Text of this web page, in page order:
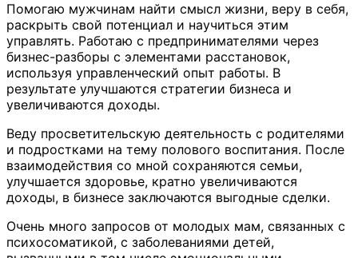
Помогаю мужчинам найти смысл жизни, веру в себя,
раскрыть свой потенциал и научиться этим
управлять. Работаю с предпринимателями через
бизнес-разборы с элементами расстановок,
используя управленческий опыт работы. В
результате улучшаются стратегии бизнеса и
увеличиваются доходы.
Веду просветительскую деятельность с родителями
и подростками на тему полового воспитания. После
взаимодействия со мной сохраняются семьи,
улучшается здоровье, кратно увеличиваются
доходы, в бизнесе заключаются выгодные сделки.
Очень много запросов от молодых мам, связанных с
психосоматикой, с заболеваниями детей,